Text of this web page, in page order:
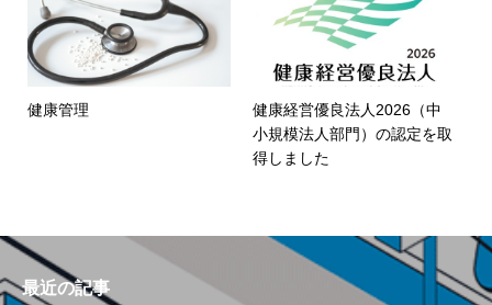
健康管理
健康経営優良法人2026（中
小規模法人部門）の認定を取
得しました
最近の記事